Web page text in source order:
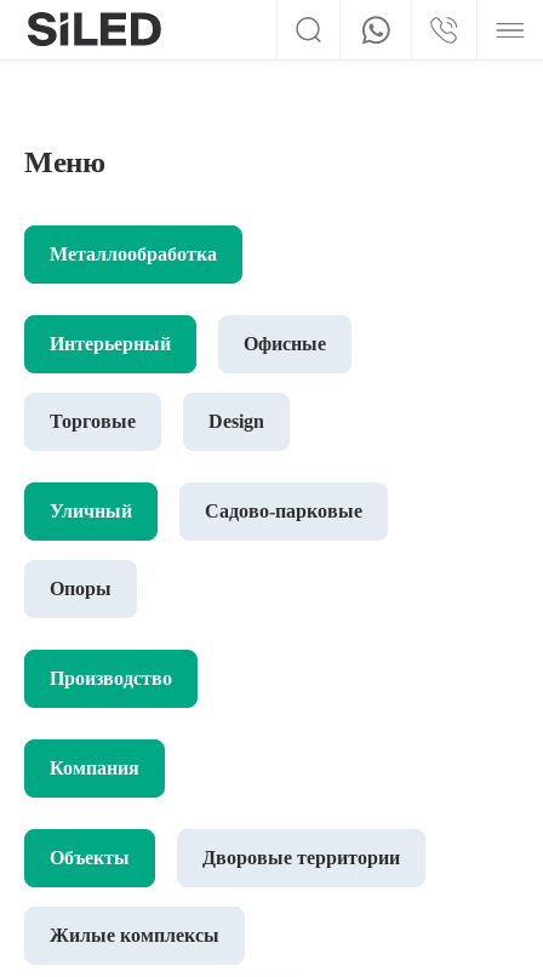
Меню
Металлообработка
Интерьерный Офисные
Торговые Design
Уличный Садово-парковые
Опоры
Производство
Компания
Объекты Дворовые территории
Жилые комплексы